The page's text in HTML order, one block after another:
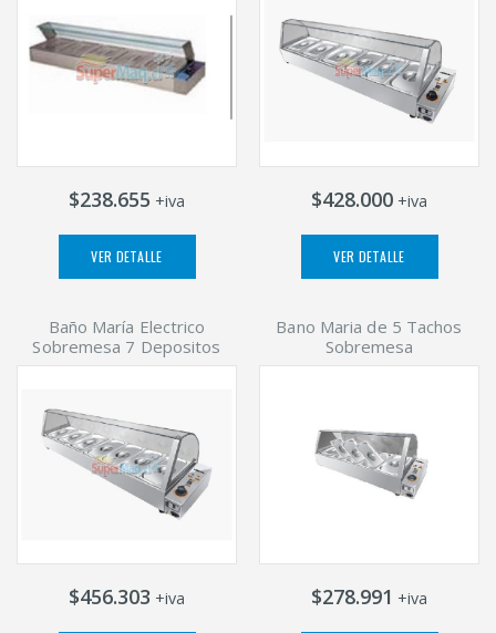
$238.655 +iva
VER DETALLE
$428.000 +iva
VER DETALLE
Baño María Electrico
Sobremesa 7 Depositos
$456.303 +iva
Bano Maria de 5 Tachos
Sobremesa
$278.991 +iva